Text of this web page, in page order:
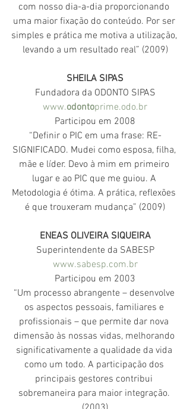
com nosso dia-a-dia proporcionando
uma maior fixação do conteúdo. Por ser
simples e prática me motiva a utilização,
levando a um resultado real” (2009)
SHEILA SIPAS
Fundadora da ODONTO SIPAS
www.odontoprime.odo.br
Participou em 2008
“Definir o PIC em uma frase: RE-
SIGNIFICADO. Mudei como esposa, filha,
mãe e líder. Devo à mim em primeiro
lugar e ao PIC que me guiou. A
Metodologia é ótima. A prática, reflexões
é que trouxeram mudança” (2009)
ENEAS OLIVEIRA SIQUEIRA
Superintendente da SABESP
www.sabesp.com.br
Participou em 2003
“Um processo abrangente – desenvolve
os aspectos pessoais, familiares e
profissionais – que permite dar nova
dimensão às nossas vidas, melhorando
significativamente a qualidade da vida
como um todo. A participação dos
principais gestores contribui
sobremaneira para maior integração.